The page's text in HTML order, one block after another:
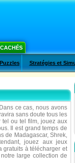
Puzzles Stratégies et
ce cas, nous avons
sans doute tous les
tel ou tel film, jouez aux
Il est grand temps de
de Madagascar, Shrek,
jouez aux jeux
gratuits à télécharger et
large collection de